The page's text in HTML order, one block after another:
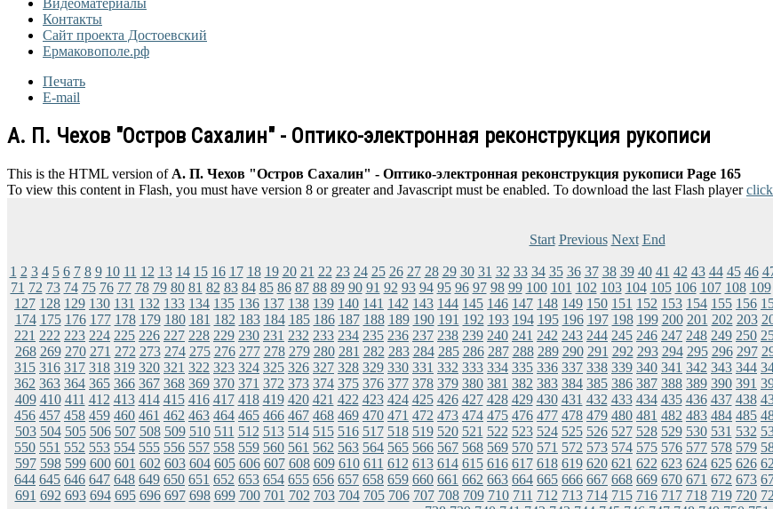
Видеоматериалы
Контакты
Сайт проекта Достоевский
Ермаковополе.рф
Печать
E-mail
А. П. Чехов "Остров Сахалин" - Оптико-электронная реконструкция рукописи
This is the HTML version of А. П. Чехов "Остров Сахалин" - Оптико-электронная реконструкция рукописи Page 165
To view this content in Flash, you must have version 8 or greater and Javascript must be enabled. To download the last Flash player
Start Previous Next End
1 2 3 4 5 6 7 8 9 10 11 12 13 14 15 16 17 18 19 20 21 22 23 24 25 26 27 28 29 30 31 32 33 34 35 36 37 38 39 40 41 42 43 44 45 46
71 72 73 74 75 76 77 78 79 80 81 82 83 84 85 86 87 88 89 90 91 92 93 94 95 96 97 98 99 100 101 102 103 104 105 106 107 108 109
127 128 129 130 131 132 133 134 135 136 137 138 139 140 141 142 143 144 145 146 147 148 149 150 151 152 153 154 155 156
174 175 176 177 178 179 180 181 182 183 184 185 186 187 188 189 190 191 192 193 194 195 196 197 198 199 200 201 202 203
221 222 223 224 225 226 227 228 229 230 231 232 233 234 235 236 237 238 239 240 241 242 243 244 245 246 247 248 249 250
268 269 270 271 272 273 274 275 276 277 278 279 280 281 282 283 284 285 286 287 288 289 290 291 292 293 294 295 296 297
315 316 317 318 319 320 321 322 323 324 325 326 327 328 329 330 331 332 333 334 335 336 337 338 339 340 341 342 343 344
362 363 364 365 366 367 368 369 370 371 372 373 374 375 376 377 378 379 380 381 382 383 384 385 386 387 388 389 390 391
409 410 411 412 413 414 415 416 417 418 419 420 421 422 423 424 425 426 427 428 429 430 431 432 433 434 435 436 437 438
456 457 458 459 460 461 462 463 464 465 466 467 468 469 470 471 472 473 474 475 476 477 478 479 480 481 482 483 484 485
503 504 505 506 507 508 509 510 511 512 513 514 515 516 517 518 519 520 521 522 523 524 525 526 527 528 529 530 531 532
550 551 552 553 554 555 556 557 558 559 560 561 562 563 564 565 566 567 568 569 570 571 572 573 574 575 576 577 578 579
597 598 599 600 601 602 603 604 605 606 607 608 609 610 611 612 613 614 615 616 617 618 619 620 621 622 623 624 625 626
644 645 646 647 648 649 650 651 652 653 654 655 656 657 658 659 660 661 662 663 664 665 666 667 668 669 670 671 672 673
691 692 693 694 695 696 697 698 699 700 701 702 703 704 705 706 707 708 709 710 711 712 713 714 715 716 717 718 719 720